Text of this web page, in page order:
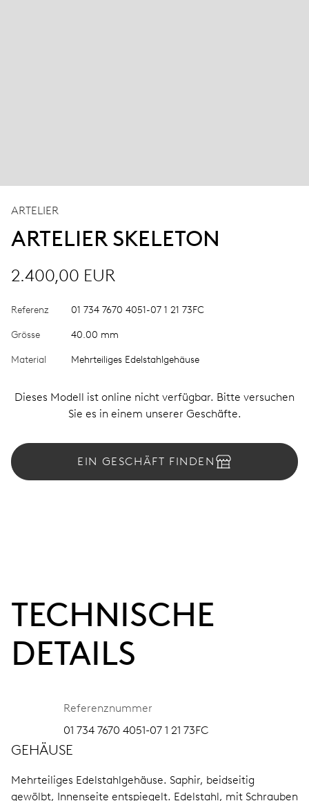
ARTELIER
ARTELIER SKELETON
2.400,00 EUR
Referenz 01 734 7670 4051-07 1 21 73FC
Grösse 40.00 mm
Material Mehrteiliges Edelstahlgehäuse
Dieses Modell ist online nicht verfügbar. Bitte versuchen
Sie es in einem unserer Geschäfte.
EIN GESCHÄFT FINDEN
TECHNISCHE
DETAILS
Referenznummer
01 734 7670 4051-07 1 21 73FC
GEHÄUSE
Mehrteiliges Edelstahlgehäuse. Saphir, beidseitig
gewölbt, Innenseite entspiegelt. Edelstahl, mit Schrauben